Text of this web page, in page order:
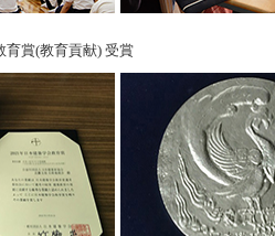
育賞(教育貢献) 受賞